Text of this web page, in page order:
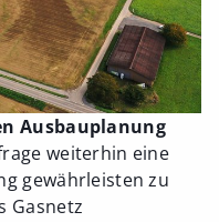
Ausbauplanung
weiterhin eine
gewährleisten zu
Gasnetz